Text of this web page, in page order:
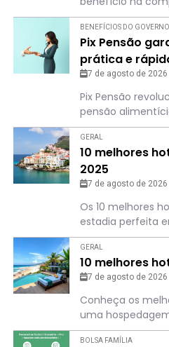
BENEFÍCIOS DO GOVERNO
Pix Pensão
prática e
alimentícia;
7 de agosto de 2026
Pix Pensão
pensão
GERAL
10 melhores
2025
7 de agosto de 2026
Os 10 melhores
estadia perfeita
GERAL
10 melhores
7 de agosto de 2026
Conheça os
uma
BOLSA FAMÍLIA